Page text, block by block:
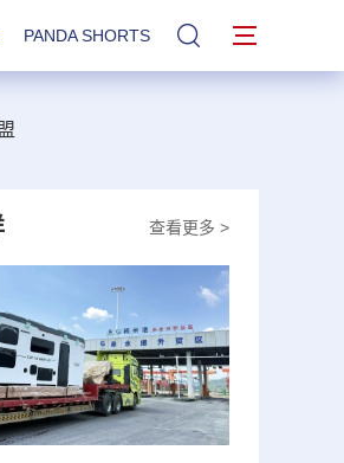
PANDA SHORTS 站內搜索
查看更多 >